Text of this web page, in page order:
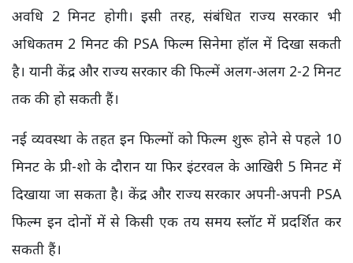
अवधि 2 मिनट होगी। इसी तरह, संबंधित राज्य सरकार भी
अधिकतम 2 मिनट की PSA फिल्म सिनेमा हॉल में दिखा सकती
है। यानी केंद्र और राज्य सरकार की फिल्में अलग-अलग 2-2 मिनट
तक की हो सकती हैं।
नई व्यवस्था के तहत इन फिल्मों को फिल्म शुरू होने से पहले 10
मिनट के प्री-शो के दौरान या फिर इंटरवल के आखिरी 5 मिनट में
दिखाया जा सकता है। केंद्र और राज्य सरकार अपनी-अपनी PSA
फिल्म इन दोनों में से किसी एक तय समय स्लॉट में प्रदर्शित कर
सकती हैं।